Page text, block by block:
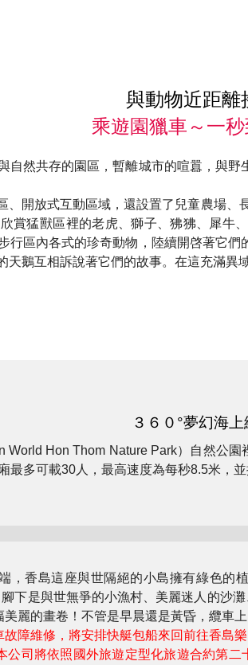
與動物近距離
乘遊園獵車～一
自然共存的園區，暫離城市的喧囂，與
、開放式互動區域，還設置了兒童農場
賞猛獸區裡的老虎、獅子、狒狒、犀牛
行區內各式的珍奇動物，陸續開啓著它
鵝互相訴說著它們的故事。在這充滿異
３６０°夢幻海
World Hon Thom Nature Park）自然公
最多可載30人，最高速度為每秒8.5米，
，香島這座與世隔絕的小島擁有綠色的
下是與世無爭的小漁村、美麗迷人的沙
麗的畫卷！不管是早晨還是黃昏，纜車
障維修，將安排快艇包船來回前往香島樂
公司將依照國外旅遊定型化旅遊合約第